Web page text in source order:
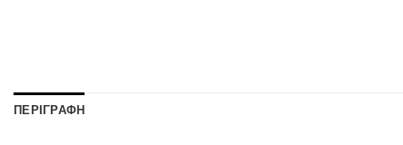
ΠΕΡΙΓΡΑΦΉ